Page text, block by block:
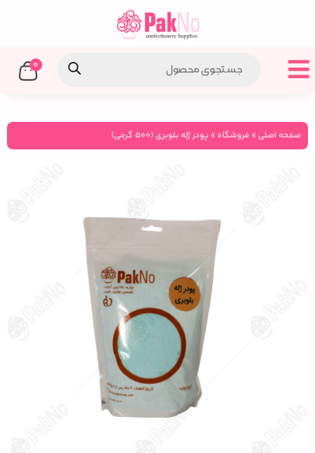
0
صفحه اصلی » فروشگاه » پودر ژله بلوبری (۵۰۰ گرمی)